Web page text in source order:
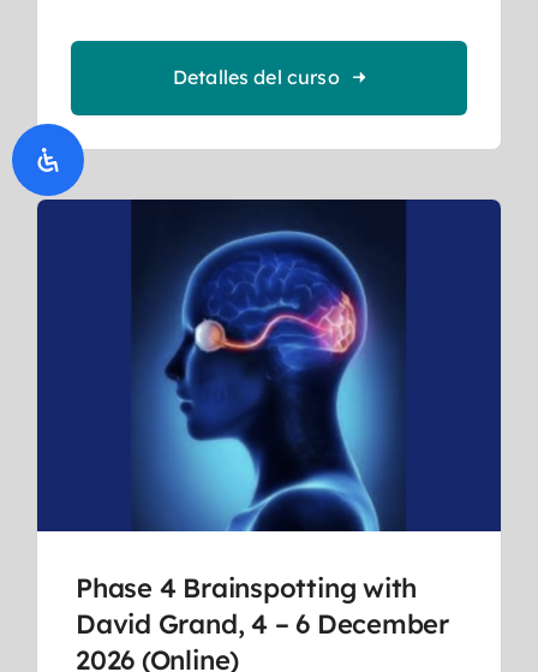
Detalles del curso
Phase 4 Brainspotting with
David Grand, 4 – 6 December
2026 (Online)